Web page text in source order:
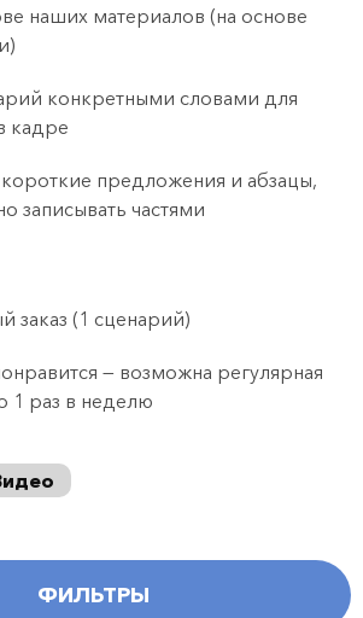
наших материалов (на основе
конкретными словами для
кадре
короткие предложения и абзацы,
записывать частями
заказ (1 сценарий)
— возможна регулярная
1 раз в неделю
ФИЛЬТРЫ